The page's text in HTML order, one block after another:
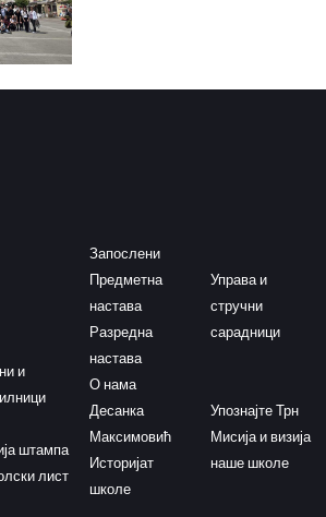
и
штампа
лист
Запослени
Предметна
настава
Разредна
настава
Управа и
стручни
сарадници
О нама
Десанка
Максимовић
Историјат
школе
Упознајте Трн
Мисија и визија
наше школе